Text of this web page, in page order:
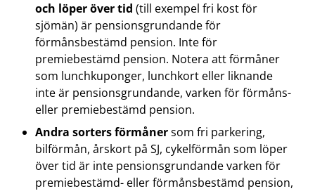
och löper över tid (till exempel fri kost för
sjömän) är pensionsgrundande för
förmånsbestämd pension. Inte för
premiebestämd pension. Notera att förmåner
som lunchkuponger, lunchkort eller liknande
inte är pensionsgrundande, varken för förmåns-
eller premiebestämd pension.
Andra sorters förmånersom fri parkering,
bilförmån, årskort på SJ, cykelförmån som löper
över tid är inte pensionsgrundande varken för
premiebestämd- eller förmånsbestämd pension,